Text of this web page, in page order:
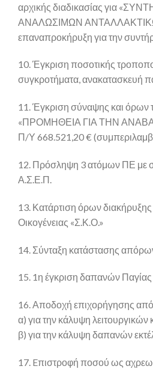
αρχικής διαδικασίας για
ΑΝΑΛΩΣΙΜΩΝ
επαναπροκήρυξη για την
10. Έγκριση ποσοτικής
συγκροτήματα, ανακατασκευή
11. Έγκριση σύναψης και όρων
«ΠΡΟΜΗΘΕΙΑ ΓΙΑ ΤΗΝ
Π/Υ 668.521,20 €
12. Πρόσληψη 3 ατόμων ΠΕ με
Α.Σ.Ε.Π.
13. Κατάρτιση όρων
Οικογένειας «Σ.Κ.Ο.»
14. Σύνταξη κατάστασης
15. 1η έγκριση δαπανών
16. Αποδοχή επιχορήγησης
α) για την κάλυψη
β) για την κάλυψη δαπανών
17. Eπιστροφή ποσού ως